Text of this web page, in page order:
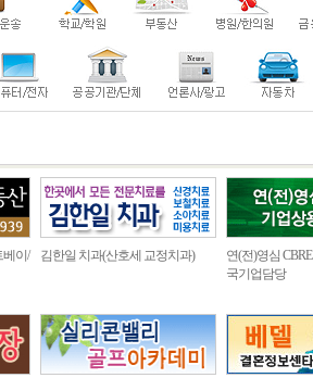
베이/
김한일 치과(산호세 교정치과)
연(전)영심
국기업담당